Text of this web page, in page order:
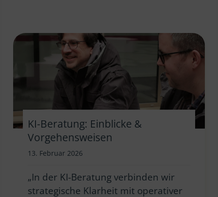
KI-Beratung: Einblicke &
Vorgehensweisen
13. Februar 2026
„In der KI-Beratung verbinden wir
strategische Klarheit mit operativer